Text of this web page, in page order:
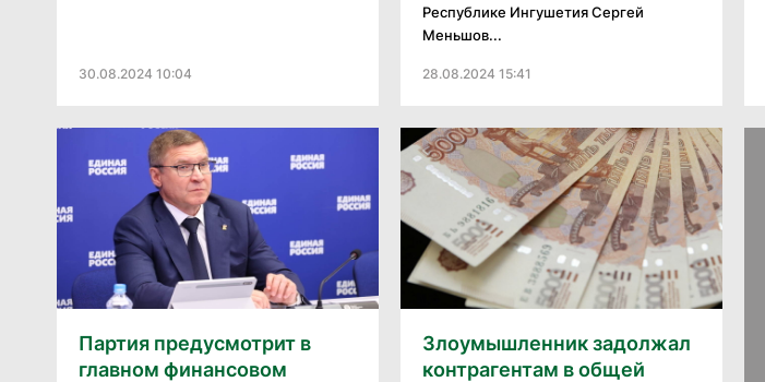
30.08.2024 10:04
Республике Ингушетия Сергей
Меньшов...
28.08.2024 15:41
Партия предусмотрит в
главном финансовом
Злоумышленник задолжал
контрагентам в общей